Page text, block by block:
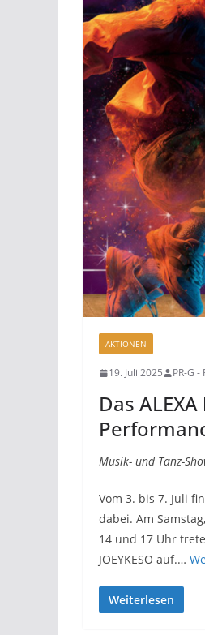
AKTIONEN
19. Juli 2025 PR-G
Das
Musik- und Tanz-
Vom 3. bis 7. Juli
dabei. Am
14 und 17 Uhr
JOEYKESO auf.…
Weiterlesen